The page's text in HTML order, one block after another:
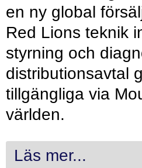
en ny global
Red Lions teknik
styrning och
distributionsavtal
tillgängliga via
världen.
Läs mer...